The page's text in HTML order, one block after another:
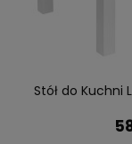
Stół do Kuchni